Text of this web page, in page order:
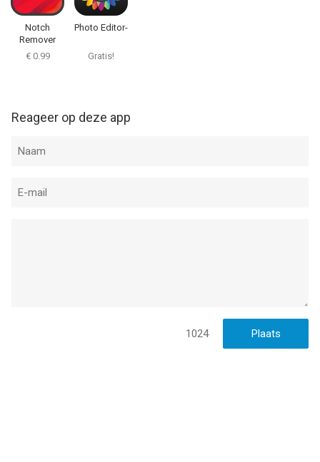
Notch
Remover
€ 0.99
Photo Editor-
Gratis!
Reageer op deze app
1024